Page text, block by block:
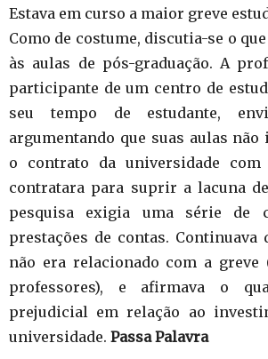
Estava em curso a maior greve
Como de costume, discutia-se o
às aulas de pós-graduação. A
participante de um centro de
seu tempo de estudante,
argumentando que suas aulas
o contrato da universidade
contratara para suprir a lacuna
pesquisa exigia uma série de
prestações de contas. Continuava
não era relacionado com a greve
professores), e afirmava o
prejudicial em relação ao
universidade. Passa Palavra